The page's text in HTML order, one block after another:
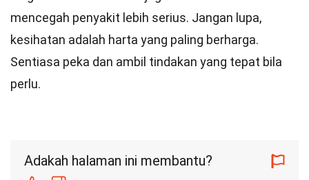
mencegah penyakit lebih serius. Jangan lupa,
kesihatan adalah harta yang paling berharga.
Sentiasa peka dan ambil tindakan yang tepat bila
perlu.
Adakah halaman ini membantu?